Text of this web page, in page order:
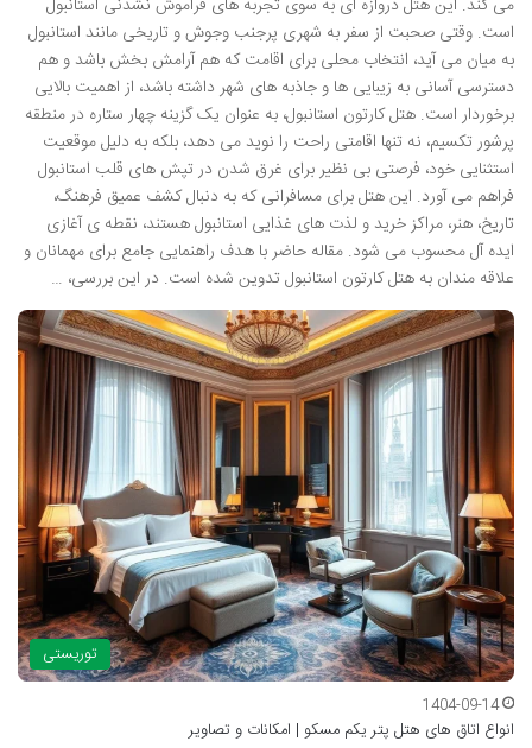
می کند. این هتل دروازه ای به سوی تجربه های فراموش نشدنی استانبول
است. وقتی صحبت از سفر به شهری پرجنب وجوش و تاریخی مانند استانبول
به میان می آید، انتخاب محلی برای اقامت که هم آرامش بخش باشد و هم
دسترسی آسانی به زیبایی ها و جاذبه های شهر داشته باشد، از اهمیت بالایی
برخوردار است. هتل کارتون استانبول، به عنوان یک گزینه چهار ستاره در منطقه
پرشور تکسیم، نه تنها اقامتی راحت را نوید می دهد، بلکه به دلیل موقعیت
استثنایی خود، فرصتی بی نظیر برای غرق شدن در تپش های قلب استانبول
فراهم می آورد. این هتل برای مسافرانی که به دنبال کشف عمیق فرهنگ،
تاریخ، هنر، مراکز خرید و لذت های غذایی استانبول هستند، نقطه ی آغازی
ایده آل محسوب می شود. مقاله حاضر با هدف راهنمایی جامع برای مهمانان و
علاقه مندان به هتل کارتون استانبول تدوین شده است. در این بررسی، …
توریستی
1404-09-14
انواع اتاق های هتل پتر یکم مسکو | امکانات و تصاویر